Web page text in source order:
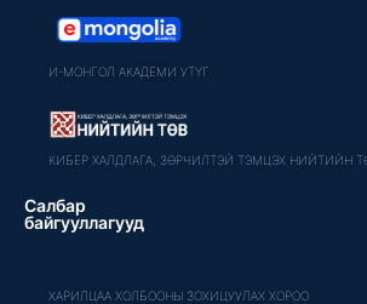
И-МОНГОЛ АКАДЕМИ УТҮГ
КИБЕР ХАЛДЛАГА, ЗӨРЧИЛТЭЙ ТЭМЦЭХ НИЙТИЙН
Салбар
байгууллагууд
ХАРИЛЦАА ХОЛБООНЫ ЗОХИЦУУЛАХ ХОРОО